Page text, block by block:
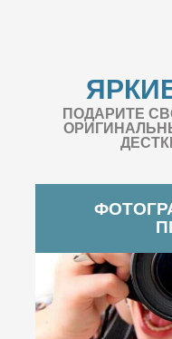
ПОДАРИТЕ